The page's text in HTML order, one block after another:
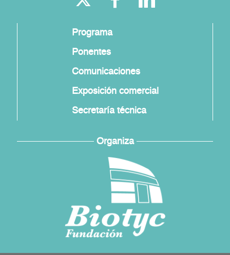
Programa
Ponentes
Comunicaciones
Exposición comercial
Secretaría técnica
Organiza